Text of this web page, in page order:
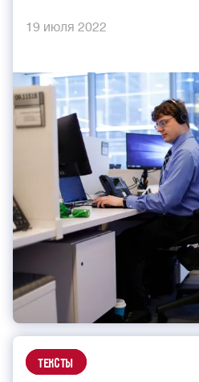
19 июля 2022
Тексты